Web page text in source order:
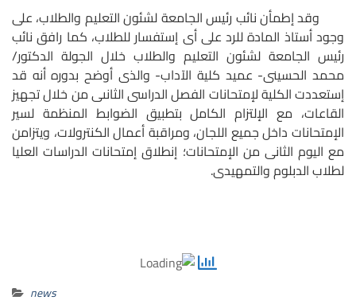
وقد إطمأن نائب رئيس الجامعة لشئون التعليم والطلاب، على
وجود أستاذ المادة للرد على أى إستفسار للطلاب، كما رافق نائب
رئيس الجامعة لشئون التعليم والطلاب خلال الجولة الدكتور/
محمد الحسينى- عميد كلية الآداب- والذى أوضح بدوره أنه قد
إستعددت الكلية لإمتحانات الفصل الدراسى الثانىى من خلال تجهيز
القاعات، مع الإلتزام الكامل بتطبيق الضوابط المنظمة لسير
الإمتحانات داخل جميع اللجان، ومراقبة أعمال الكنترولات، ويتزامن
مع اليوم الثانى من الإمتحانات؛ إنطلاق إمتحانات الدراسات العليا
لطلاب الدبلوم والتمهيدى.
news